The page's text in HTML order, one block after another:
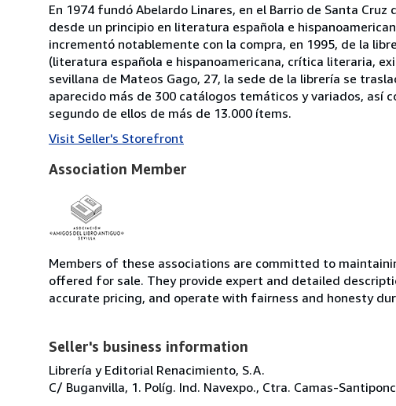
En 1974 fundó Abelardo Linares, en el Barrio de Santa
desde un principio en literatura española e
incrementó notablemente con la compra, en 1995, de la
(literatura española e hispanoamericana, crítica literaria,
sevillana de Mateos Gago, 27, la sede de la librería se
aparecido más de 300 catálogos temáticos y variados, así
segundo de ellos de más de 13.000 ítems.
Visit Seller's Storefront
Association Member
Members of these associations are committed to
offered for sale. They provide expert and detailed
accurate pricing, and operate with fairness and honesty
Seller's business information
Librería y Editorial Renacimiento, S.A.
C/ Buganvilla, 1. Políg. Ind. Navexpo., Ctra. Camas-